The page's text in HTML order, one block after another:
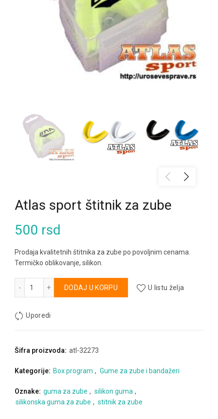
Atlas sport štitnik za zube
500 rsd
Prodaja kvalitetnih štitnika za zube po povoljnim cenama.
Termičko oblikovanje, silikon.
Atlas sport štitnik za zube količina
DODAJ U KORPU
Alternative:
U listu želja
Uporedi
Šifra proizvoda: atl-32273
Kategorije: Box program , Gume za zube i bandažeri
Oznake: guma za zube , silikon guma ,
silikonska guma za zube , stitnik za zube